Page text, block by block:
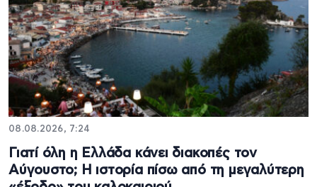
08.08.2026, 7:24
Γιατί όλη η Ελλάδα κάνει διακοπές τον
Αύγουστο; Η ιστορία πίσω από τη μεγαλύτερη